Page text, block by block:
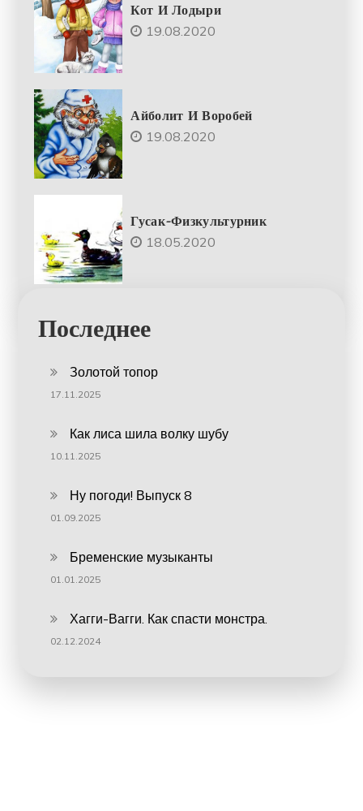
Кот И Лодыри
19.08.2020
Айболит И Воробей
19.08.2020
Гусак-Физкультурник
18.05.2020
Последнее
Золотой топор
17.11.2025
Как лиса шила волку шубу
10.11.2025
Ну погоди! Выпуск 8
01.09.2025
Бременские музыканты
01.01.2025
Хагги-Вагги. Как спасти монстра.
02.12.2024